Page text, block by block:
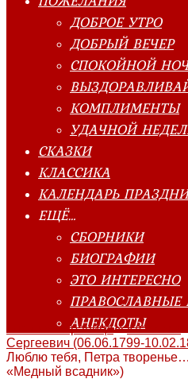
ДОБРОЕ УТРО
ДОБРЫЙ ВЕЧЕР
СПОКОЙНОЙ
КОМПЛИМЕНТЫ
УДАЧНОЙ
СКАЗКИ
КЛАССИКА
КАЛЕНДАРЬ
ЕЩЁ…
СБОРНИКИ
БИОГРАФИИ
ЭТО ИНТЕРЕСНО
АНЕКДОТЫ
Главная страница»Классика
Сергеевич (06.06.1799-
Люблю тебя, Петра
«Медный всадник»)